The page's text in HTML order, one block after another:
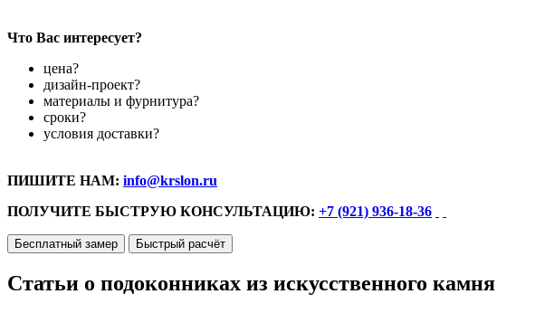
Что Вас интересует?
цена?
дизайн-проект?
материалы и фурнитура?
сроки?
условия доставки?
ПИШИТЕ НАМ: info@krslon.ru
ПОЛУЧИТЕ БЫСТРУЮ КОНСУЛЬТАЦИЮ: +7 (921) 936-18-36
Бесплатный замер Быстрый расчёт
Статьи о подоконниках из искусственного камня